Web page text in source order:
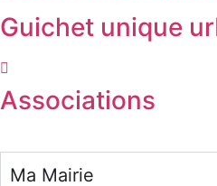
Guichet unique
Associations
Ma Mairie